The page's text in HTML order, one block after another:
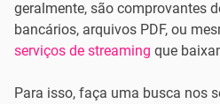
geralmente, são comprovantes
bancários, arquivos PDF, ou
serviços de streaming que
Para isso, faça uma busca nos